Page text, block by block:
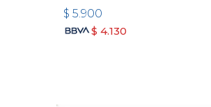
$ 5.900
$ 4.130